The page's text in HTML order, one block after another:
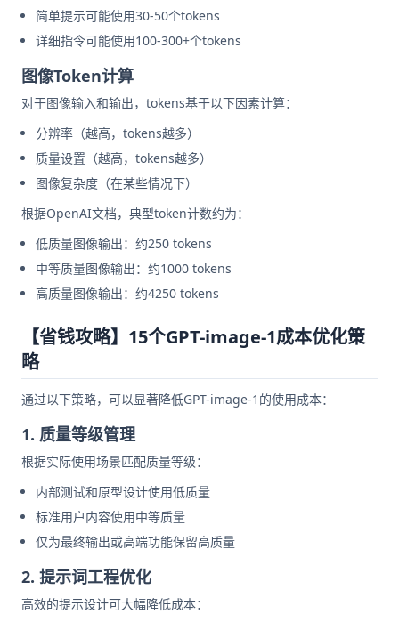
简单提示可能使用30-50个tokens
详细指令可能使用100-300+个tokens
图像Token计算
对于图像输入和输出，tokens基于以下因素计算：
分辨率（越高，tokens越多）
质量设置（越高，tokens越多）
图像复杂度（在某些情况下）
根据OpenAI文档，典型token计数约为：
低质量图像输出：约250 tokens
中等质量图像输出：约1000 tokens
高质量图像输出：约4250 tokens
【省钱攻略】15个GPT-image-1成本优化策
略
通过以下策略，可以显著降低GPT-image-1的使用成本：
1. 质量等级管理
根据实际使用场景匹配质量等级：
内部测试和原型设计使用低质量
标准用户内容使用中等质量
仅为最终输出或高端功能保留高质量
2. 提示词工程优化
高效的提示设计可大幅降低成本：